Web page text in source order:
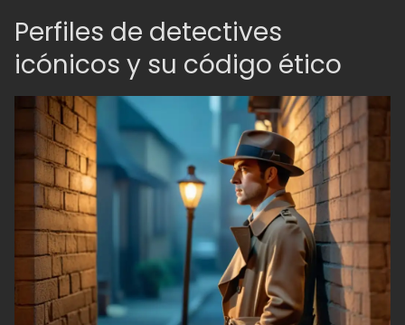
Perfiles de detectives
icónicos y su código ético